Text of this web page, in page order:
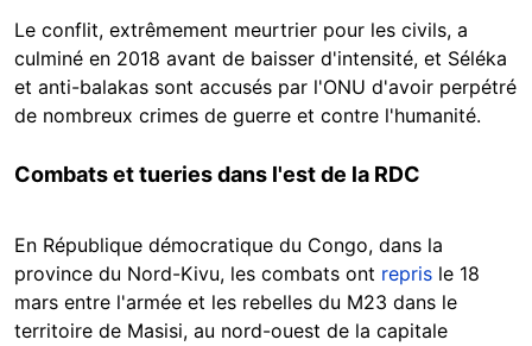
Le conflit, extrêmement meurtrier pour les civils, a
culminé en 2018 avant de baisser d'intensité, et Séléka
et anti-balakas sont accusés par l'ONU d'avoir perpétré
de nombreux crimes de guerre et contre l'humanité.
Combats et tueries dans l'est de la RDC
En République démocratique du Congo, dans la
province du Nord-Kivu, les combats ont repris le 18
mars entre l'armée et les rebelles du M23 dans le
territoire de Masisi, au nord-ouest de la capitale